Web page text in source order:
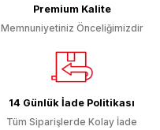
Premium Kalite
Memnuniyetiniz Önceliğimizdir
14 Günlük İade Politikası
Tüm Siparişlerde Kolay İade